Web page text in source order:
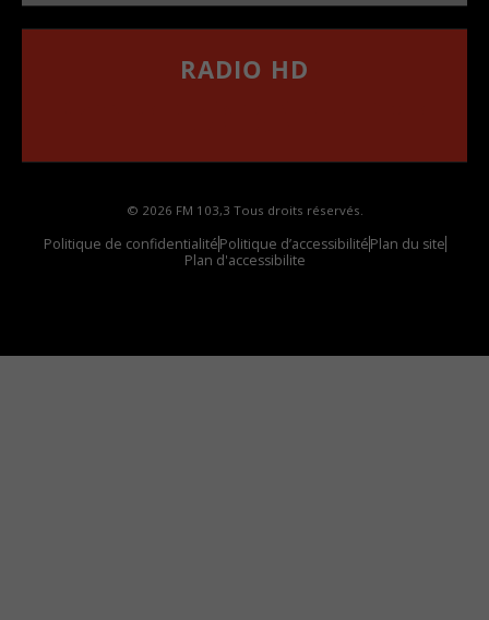
RADIO HD
© 2026 FM 103,3 Tous droits réservés.
Politique de confidentialitéPolitique d’accessibilitéPlan du site
Plan d'accessibilite